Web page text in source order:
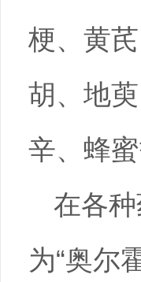
梗、黄
胡、地
辛、蜂
在各
为“奥尔